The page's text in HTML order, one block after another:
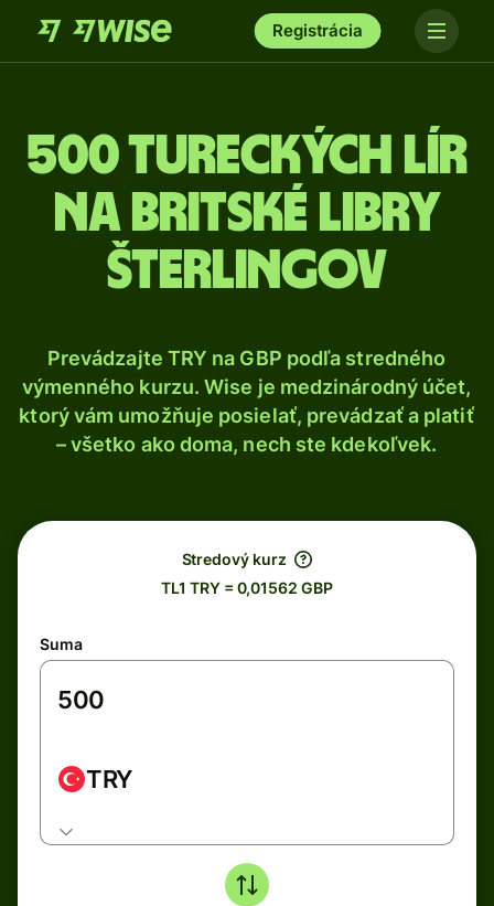
Registrácia
500 Tureckých lír
na britské libry
šterlingov
Prevádzajte TRY na GBP podľa stredného
výmenného kurzu. Wise je medzinárodný účet,
ktorý vám umožňuje posielať, prevádzať a platiť
– všetko ako doma, nech ste kdekoľvek.
Stredový kurz
TL1 TRY = 0,01562 GBP
Suma
TRY